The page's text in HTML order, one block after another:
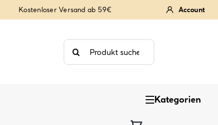
Inhalt
Kostenloser Versand ab 59€ Account
Suche
nach:
Kategorien